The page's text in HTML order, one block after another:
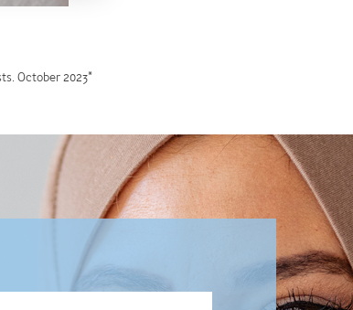
*Fifth Quadrant Research, Sponsored by Ego Pharmaceuticals, OTC Skincare,, n=30 Dermatologists, n=177 Pharmacists. October 2023.